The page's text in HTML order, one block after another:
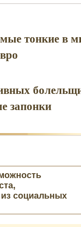
тонкие в
запонки
из социальных